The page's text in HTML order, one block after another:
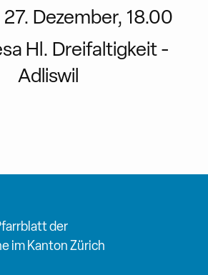
Dezember, 18.00
Hl. Dreifaltigkeit -
Adliswil
der
im Kanton Zürich